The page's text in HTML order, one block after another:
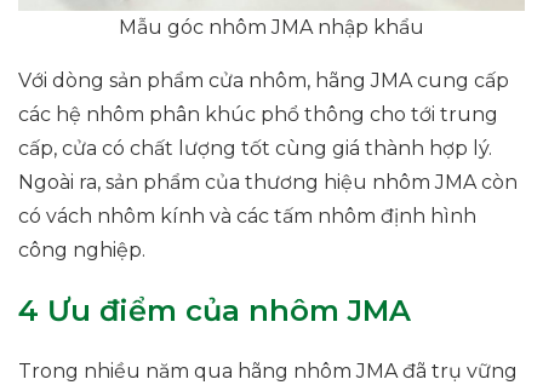
Mẫu góc nhôm JMA nhập khẩu
Với dòng sản phẩm cửa nhôm, hãng JMA cung cấp
các hệ nhôm phân khúc phổ thông cho tới trung
cấp, cửa có chất lượng tốt cùng giá thành hợp lý.
Ngoài ra, sản phẩm của thương hiệu nhôm JMA còn
có vách nhôm kính và các tấm nhôm định hình
công nghiệp.
4 Ưu điểm của nhôm JMA
Trong nhiều năm qua hãng nhôm JMA đã trụ vững